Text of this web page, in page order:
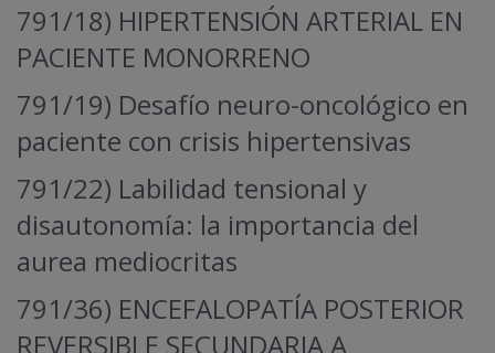
791/18) HIPERTENSIÓN ARTERIAL EN
PACIENTE MONORRENO
791/19) Desafío neuro-oncológico en
paciente con crisis hipertensivas
791/22) Labilidad tensional y
disautonomía: la importancia del
aurea mediocritas
791/36) ENCEFALOPATÍA POSTERIOR
REVERSIBLE SECUNDARIA A